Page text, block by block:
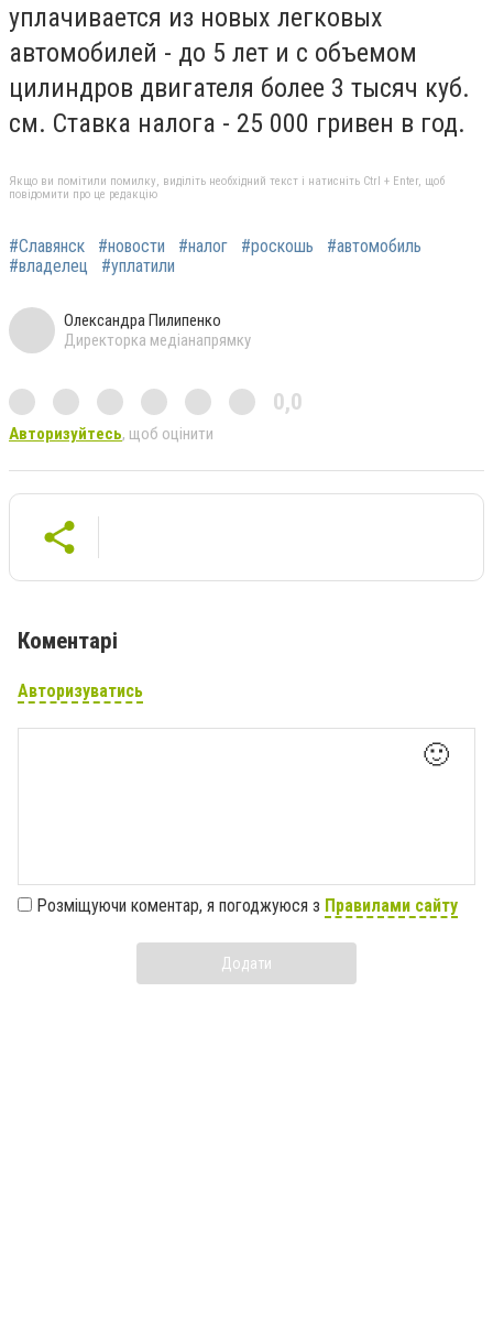
уплачивается из новых легковых
автомобилей - до 5 лет и с объемом
цилиндров двигателя более 3 тысяч куб.
см. Ставка налога - 25 000 гривен в год.
Якщо ви помітили помилку, виділіть необхідний текст і натисніть Ctrl + Enter, щоб
повідомити про це редакцію
#Славянск #новости #налог #роскошь
#автомобиль
#владелец
#уплатили
Олександра Пилипенко
Директорка медіанапрямку
0,0
Авторизуйтесь, щоб оцінити
Коментарі
Авторизуватись
🙂
Розміщуючи коментар, я погоджуюся з Правилами сайту
Додати